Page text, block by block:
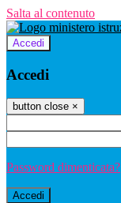
Salta al contenuto
Accedi
Accedi
button close ×
Password dimenticata?